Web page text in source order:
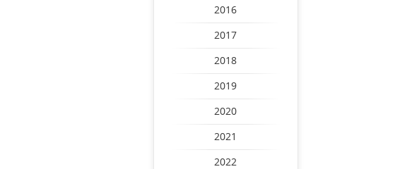
2016
2017
2018
2019
2020
2021
2022